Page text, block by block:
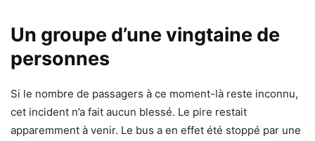
Un groupe d’une vingtaine de
personnes
Si le nombre de passagers à ce moment-là reste inconnu,
cet incident n’a fait aucun blessé. Le pire restait
apparemment à venir. Le bus a en effet été stoppé par une